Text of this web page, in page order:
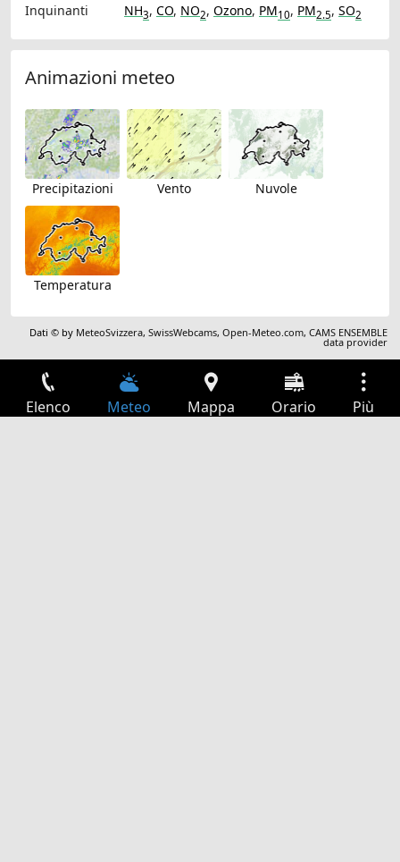
Inquinanti
NH3, CO, NO2, Ozono, PM10, PM2.5, SO2
Animazioni meteo
Precipitazioni Vento Nuvole
Temperatura
Dati © by MeteoSvizzera,SwissWebcams,Open-Meteo.com,CAMS ENSEMBLE
data provider
Elenco Meteo Mappa Orario Più